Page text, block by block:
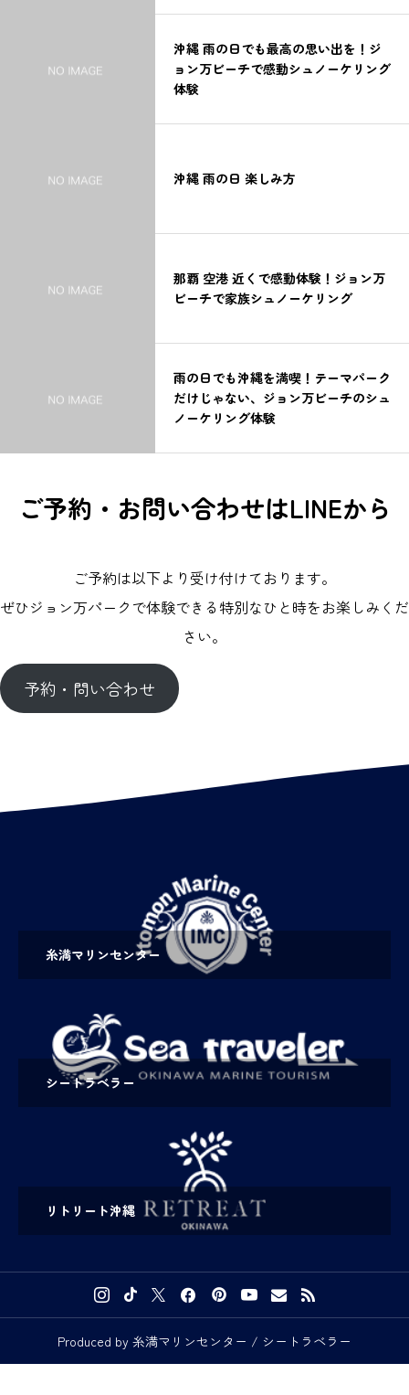
沖縄 雨の日でも最高の思い出を！ジ
ョン万ビーチで感動シュノーケリング
体験
沖縄 雨の日 楽しみ方
那覇 空港 近くで感動体験！ジョン万
ビーチで家族シュノーケリング
雨の日でも沖縄を満喫！テーマパーク
だけじゃない、ジョン万ビーチのシュ
ノーケリング体験
ご予約・お問い合わせはLINEから
ご予約は以下より受け付けております。
ぜひジョン万パークで体験できる特別なひと時をお楽しみくだ
さい。
予約・問い合わせ
糸満マリンセンター
シートラベラー
リトリート沖縄
Produced by 糸満マリンセンター / シートラベラー